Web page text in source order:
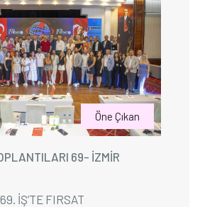
Öne Çıkan
69- İZMİR
İŞ’TE FIRSAT